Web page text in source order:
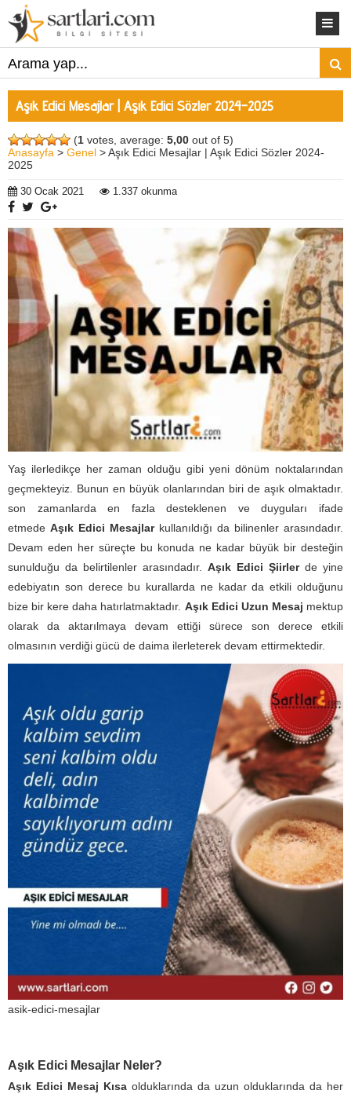
Aşık Edici Mesajlar | Aşık Edici Sözler 2024-2025
(1 votes, average: 5,00 out of 5)
Anasayfa > Genel > Aşık Edici Mesajlar | Aşık Edici Sözler 2024-
2025
30 Ocak 2021 1.337 okunma
Yaş ilerledikçe her zaman olduğu gibi yeni dönüm noktalarından
geçmekteyiz. Bunun en büyük olanlarından biri de aşık olmaktadır.
son zamanlarda en fazla desteklenen ve duyguları ifade
etmede Aşık Edici Mesajlar kullanıldığı da bilinenler arasındadır.
Devam eden her süreçte bu konuda ne kadar büyük bir desteğin
sunulduğu da belirtilenler arasındadır. Aşık Edici Şiirler de yine
edebiyatın son derece bu kurallarda ne kadar da etkili olduğunu
bize bir kere daha hatırlatmaktadır. Aşık Edici Uzun Mesaj mektup
olarak da aktarılmaya devam ettiği sürece son derece etkili
olmasının verdiği gücü de daima ilerleterek devam ettirmektedir.
asik-edici-mesajlar
Aşık Edici Mesajlar Neler?
Aşık Edici Mesaj Kısa olduklarında da uzun olduklarında da her